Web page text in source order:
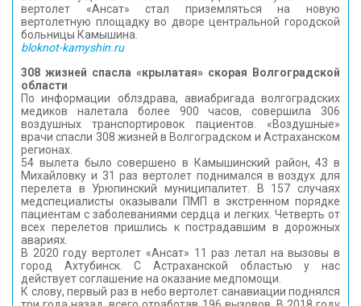
вертолет «Ансат» стал приземляться на новую
вертолетную площадку во дворе центральной городской
больницы Камышина.
bloknot-kamyshin.ru
308 жизней спасла «крылатая» скорая Волгоградской
области
По информации облздрава, авиабригада волгоградских
медиков налетала более 900 часов, совершила 306
воздушных транспортировок пациентов. «Воздушные»
врачи спасли 308 жизней в Волгоградском и Астраханском
регионах.
54 вылета было совершено в Камышинский район, 43 в
Михайловку и 31 раз вертолет поднимался в воздух для
перелета в Урюпинский муниципалитет. В 157 случаях
медспециалисты оказывали ПМП в экстренном порядке
пациентам с заболеваниями сердца и легких. Четверть от
всех перелетов пришлись к пострадавшим в дорожных
авариях.
В 2020 году вертолет «Ансат» 11 раз летал на вызовы в
город Ахтубинск. С Астраханской областью у нас
действует соглашение на оказание медпомощи.
К слову, первый раз в небо вертолет санавиации поднялся